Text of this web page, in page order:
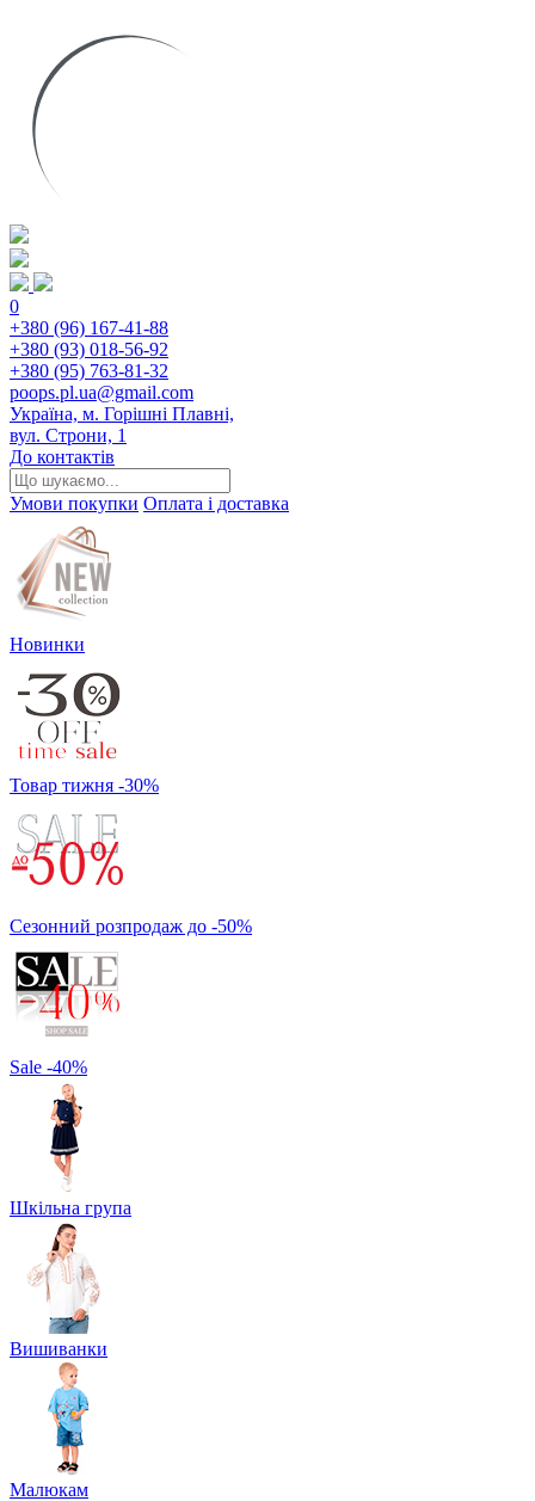
0
+380 (96) 167-41-88
+380 (93) 018-56-92
+380 (95) 763-81-32
poops.pl.ua@gmail.com
Україна, м. Горішні Плавні,
вул. Строни, 1
До контактів
Умови покупки Оплата і доставка
Новинки
Товар тижня -30%
Сезонний розпродаж до -50%
Sale -40%
Шкільна група
Вишиванки
Малюкам